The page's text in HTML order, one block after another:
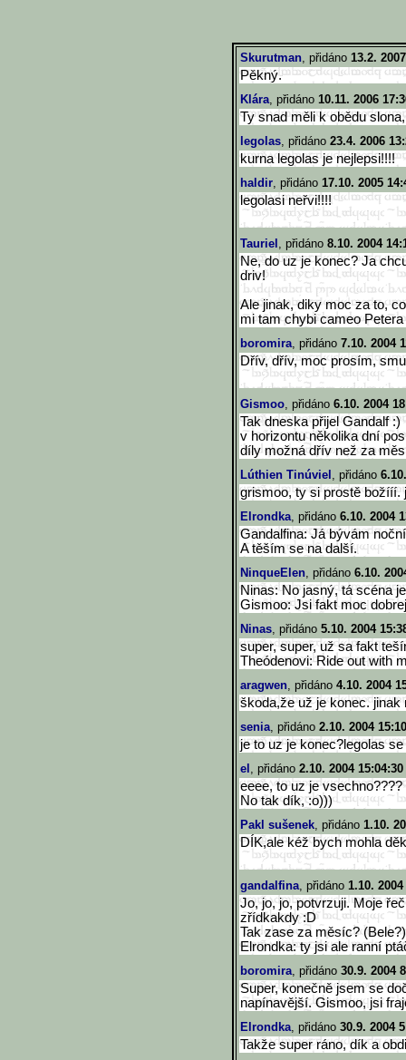
Skurutman, přidáno 13.2.
Pěkný.
Klára, přidáno 10.11. 2006
Ty snad měli k obědu
legolas, přidáno 23.4. 2006
kurna legolas je nejlepsi!!!!
haldir, přidáno 17.10. 2005
legolasi neřvi!!!!
Tauriel , přidáno 8.10. 2004
Ne, do uz je konec? Ja
driv!
Ale jinak, diky moc za to,
mi tam chybi cameo
boromira, přidáno 7.10. 2004
Dřív, dřív, moc prosím,
Gismoo, přidáno 6.10. 2004
Tak dneska přijel Gandalf :)
v horizontu několika dní
díly možná dřív než za
Lúthien Tinúviel , přidáno
grismoo, ty si prostě božííí.
Elrondka, přidáno 6.10. 2004
Gandalfina: Já bývám
A těším se na další.
NinqueElen, přidáno 6.10.
Ninas: No jasný, tá scéna
Gismoo: Jsi fakt moc
Ninas, přidáno 5.10. 2004
super, super, už sa fakt
Theódenovi: Ride out with
aragwen, přidáno 4.10. 2004
škoda,že už je konec. jinak
senia, přidáno 2.10. 2004
je to uz je konec?legolas
el , přidáno 2.10. 2004 15:04:30
eeee, to uz je vsechno????
No tak dík, :o)))
Pakl sušenek, přidáno 1.10.
DÍK,ale kéž bych mohla
gandalfina, přidáno 1.10.
Jo, jo, jo, potvrzuji. Moje
zřídkakdy :D
Tak zase za měsíc? (Bele?)
Elrondka: ty jsi ale ranní
boromira, přidáno 30.9. 2004
Super, konečně jsem se
napínavější. Gismoo, jsi
Elrondka, přidáno 30.9. 2004
Takže super ráno, dík a